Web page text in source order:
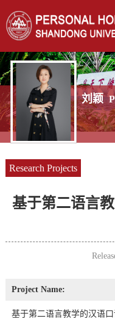
刘颖
Research Projects
基于第二语言
Project Name:
基于第二语言教学的汉语